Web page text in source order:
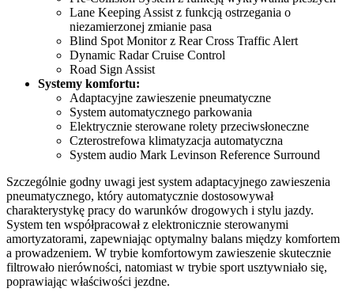
Lane Keeping Assist z funkcją ostrzegania o
niezamierzonej zmianie pasa
Blind Spot Monitor z Rear Cross Traffic Alert
Dynamic Radar Cruise Control
Road Sign Assist
Systemy komfortu:
Adaptacyjne zawieszenie pneumatyczne
System automatycznego parkowania
Elektrycznie sterowane rolety przeciwsłoneczne
Czterostrefowa klimatyzacja automatyczna
System audio Mark Levinson Reference Surround
Szczególnie godny uwagi jest system adaptacyjnego zawieszenia
pneumatycznego, który automatycznie dostosowywał
charakterystykę pracy do warunków drogowych i stylu jazdy.
System ten współpracował z elektronicznie sterowanymi
amortyzatorami, zapewniając optymalny balans między komfortem
a prowadzeniem. W trybie komfortowym zawieszenie skutecznie
filtrowało nierówności, natomiast w trybie sport usztywniało się,
poprawiając właściwości jezdne.